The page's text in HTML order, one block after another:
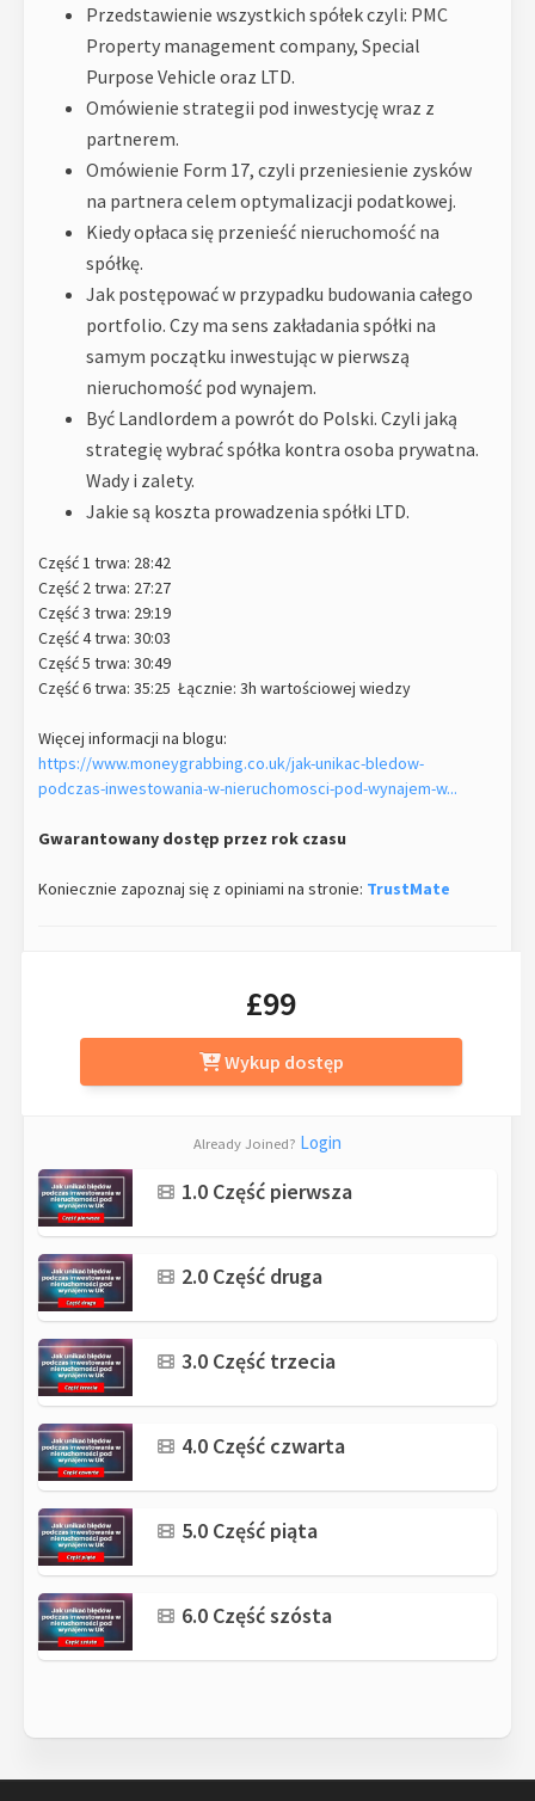
Przedstawienie wszystkich spółek czyli: PMC
Property management company, Special
Purpose Vehicle oraz LTD.
Omówienie strategii pod inwestycję wraz z
partnerem.
Omówienie Form 17, czyli przeniesienie zysków
na partnera celem optymalizacji podatkowej.
Kiedy opłaca się przenieść nieruchomość na
spółkę.
Jak postępować w przypadku budowania całego
portfolio. Czy ma sens zakładania spółki na
samym początku inwestując w pierwszą
nieruchomość pod wynajem.
Być Landlordem a powrót do Polski. Czyli jaką
strategię wybrać spółka kontra osoba prywatna.
Wady i zalety.
Jakie są koszta prowadzenia spółki LTD.
Część 1 trwa: 28:42
Część 2 trwa: 27:27
Część 3 trwa: 29:19
Część 4 trwa: 30:03
Część 5 trwa: 30:49
Część 6 trwa: 35:25 Łącznie: 3h wartościowej wiedzy
Więcej informacji na blogu:
https://www.moneygrabbing.co.uk/jak-unikac-bledow-
podczas-inwestowania-w-nieruchomosci-pod-wynajem-w...
Gwarantowany dostęp przez rok czasu
Koniecznie zapoznaj się z opiniami na stronie: TrustMate
£99
Wykup dostęp
Already Joined? Login
1.0 Część pierwsza
2.0 Część druga
3.0 Część trzecia
4.0 Część czwarta
5.0 Część piąta
6.0 Część szósta